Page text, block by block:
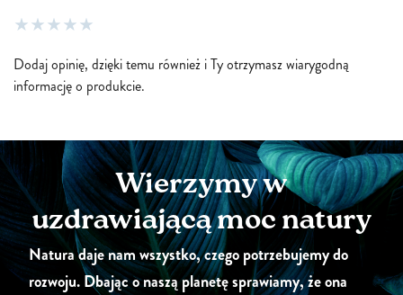
Dodaj opinię, dzięki temu również i Ty otrzymasz wiarygodną
informację o produkcie.
Wierzymy w
uzdrawiającą moc natury
Natura daje nam wszystko, czego potrzebujemy do
rozwoju. Dbając o naszą planetę sprawiamy, że ona